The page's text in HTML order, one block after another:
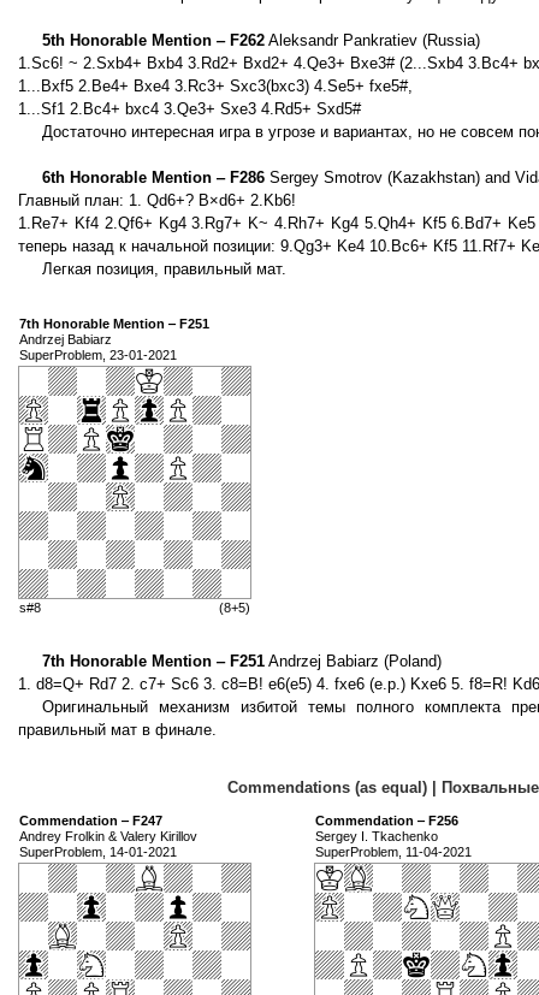
5th Honorable Mention ‒ F262 Aleksandr Pankratiev (Russia)
1.Sc6! ~ 2.Sxb4+ Bxb4 3.Rd2+ Bxd2+ 4.Qe3+ Bxe3# (2...Sxb4 3.Bc4+
1...Bxf5 2.Be4+ Bxe4 3.Rc3+ Sxc3(bxc3) 4.Se5+ fxe5#,
1...Sf1 2.Bc4+ bxc4 3.Qe3+ Sxe3 4.Rd5+ Sxd5#
Достаточно интересная игра в угрозе и вариантах, но не совсем
6th Honorable Mention ‒ F286 Sergey Smotrov (Kazakhstan) and
Главный план: 1. Qd6+? B×d6+ 2.Kb6!
1.Re7+ Kf4 2.Qf6+ Kg4 3.Rg7+ K~ 4.Rh7+ Kg4 5.Qh4+ Kf5 6.Bd7+
теперь назад к начальной позиции: 9.Qg3+ Ke4 10.Bc6+ Kf5 11.Rf7+
Легкая позиция, правильный мат.
7th Honorable Mention ‒ F251
Andrzej Babiarz
SuperProblem, 23-01-2021
s#8 (8+5)
7th Honorable Mention ‒ F251 Andrzej Babiarz (Poland)
1. d8=Q+ Rd7 2. c7+ Sc6 3. c8=B! e6(e5) 4. fxe6 (e.p.) Kxe6 5. f8=R!
Оригинальный механизм избитой темы полного комплекта
правильный мат в финале.
Commendations (as equal) |
Commendation ‒ F247
Andrey Frolkin & Valery Kirillov
SuperProblem, 14-01-2021
Commendation ‒ F256
Sergey I. Tkachenko
SuperProblem, 11-04-2021